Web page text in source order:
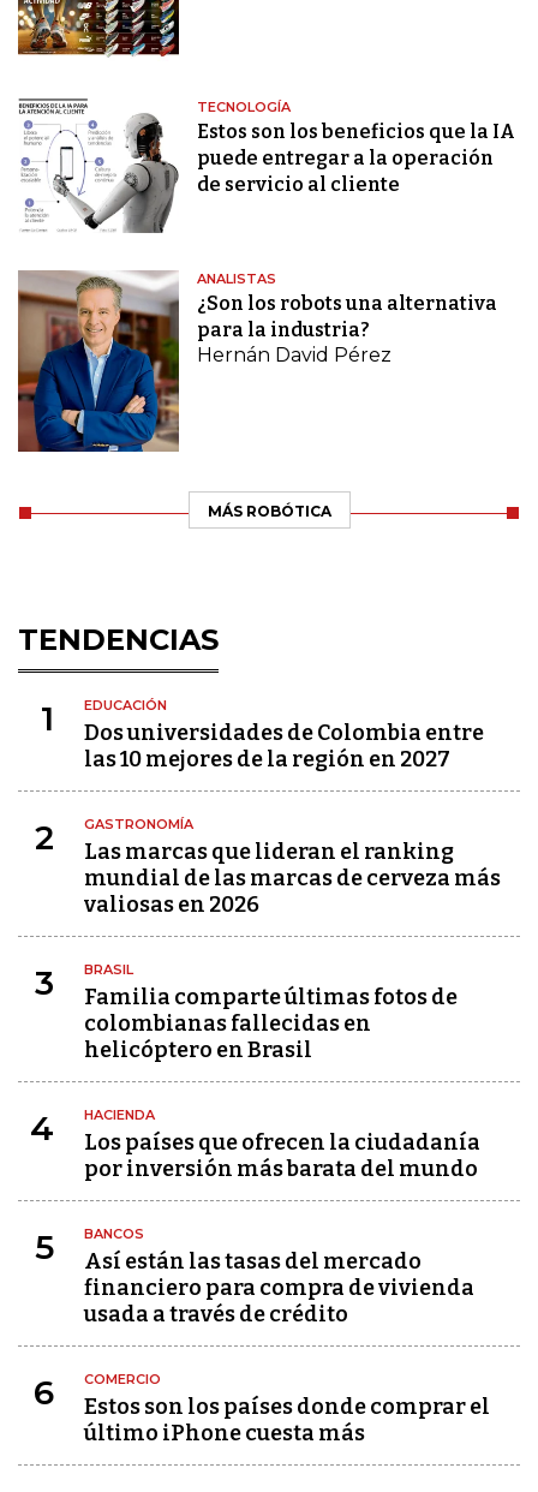
TECNOLOGÍA
Estos son los beneficios que la IA
puede entregar a la operación
de servicio al cliente
ANALISTAS
¿Son los robots una alternativa
para la industria?
Hernán David Pérez
MÁS ROBÓTICA
TENDENCIAS
1 EDUCACIÓN
Dos universidades de Colombia entre
las 10 mejores de la región en 2027
2 GASTRONOMÍA
Las marcas que lideran el ranking
mundial de las marcas de cerveza más
valiosas en 2026
3 BRASIL
Familia comparte últimas fotos de
colombianas fallecidas en
helicóptero en Brasil
4 HACIENDA
Los países que ofrecen la ciudadanía
por inversión más barata del mundo
5 BANCOS
Así están las tasas del mercado
financiero para compra de vivienda
usada a través de crédito
6 COMERCIO
Estos son los países donde comprar el
último iPhone cuesta más